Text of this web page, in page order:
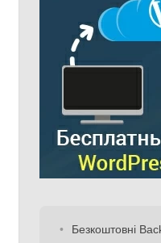
" likes, and ". $counts[
Безкоштовні